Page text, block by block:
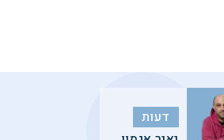
דעות